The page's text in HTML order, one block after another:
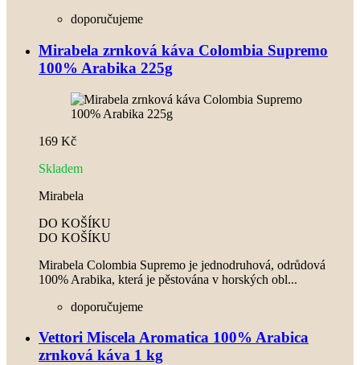
doporučujeme
Mirabela zrnková káva Colombia Supremo
100% Arabika 225g
169 Kč
Skladem
Mirabela
DO KOŠÍKU
DO KOŠÍKU
Mirabela Colombia Supremo je jednodruhová, odrůdová
100% Arabika, která je pěstována v horských obl...
doporučujeme
Vettori Miscela Aromatica 100% Arabica
zrnková káva 1 kg